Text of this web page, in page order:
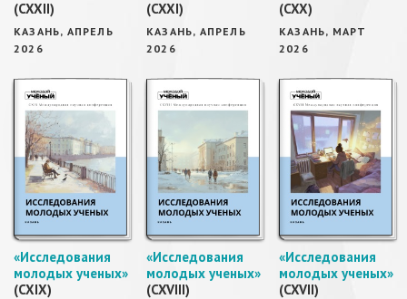
(CXXII)
КАЗАНЬ, АПРЕЛЬ
2026
(CXXI)
КАЗАНЬ, АПРЕЛЬ
2026
(CXX)
КАЗАНЬ, МАРТ
2026
«Исследования
молодых ученых»
(CXIX)
«Исследования
молодых ученых»
(CXVIII)
«Исследования
молодых ученых»
(CXVII)